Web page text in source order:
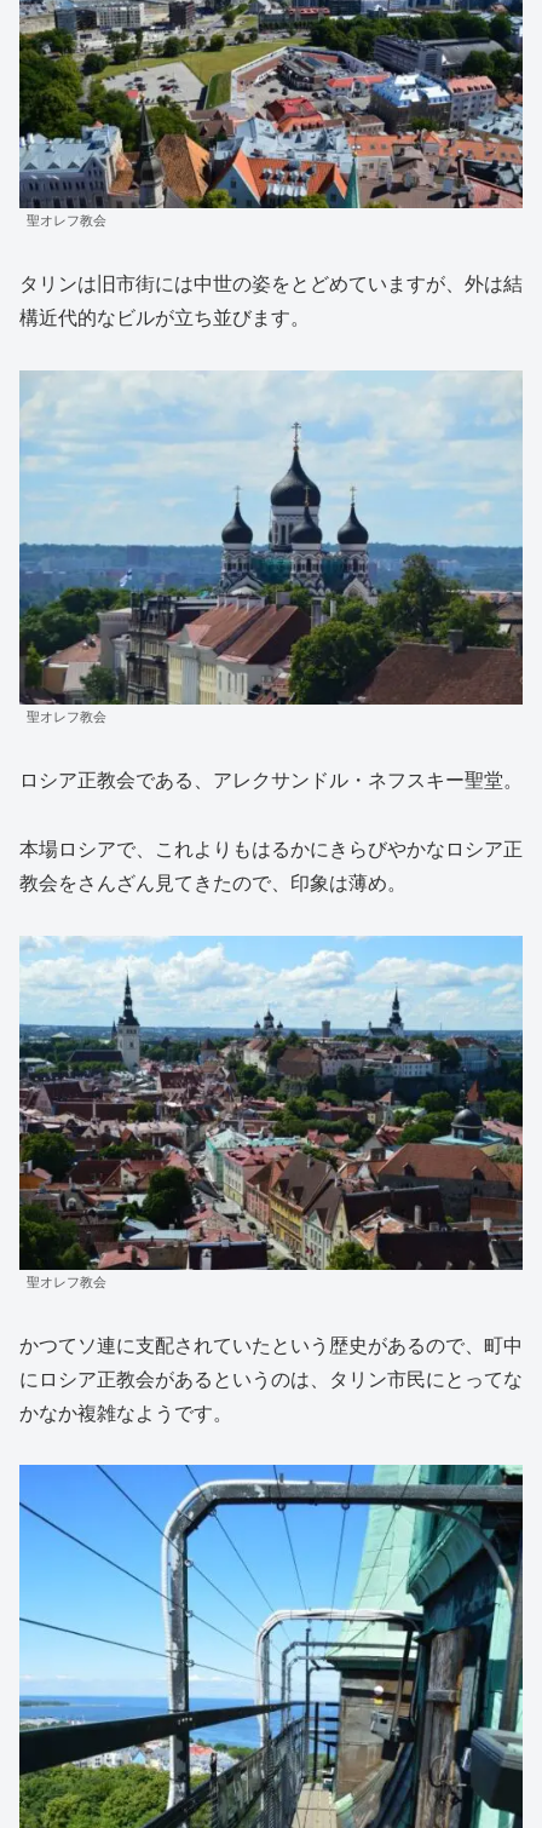
聖オレフ教会
タリンは旧市街には中世の姿をとどめていますが、外は結
構近代的なビルが立ち並びます。
聖オレフ教会
ロシア正教会である、アレクサンドル・ネフスキー聖堂。
本場ロシアで、これよりもはるかにきらびやかなロシア正
教会をさんざん見てきたので、印象は薄め。
聖オレフ教会
かつてソ連に支配されていたという歴史があるので、町中
にロシア正教会があるというのは、タリン市民にとってな
かなか複雑なようです。